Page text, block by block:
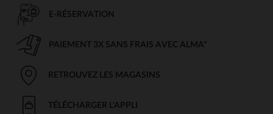
E-RÉSERVATION
PAIEMENT 3X SANS FRAIS AVEC ALMA*
RETROUVEZ LES MAGASINS
TÉLÉCHARGER L'APPLI